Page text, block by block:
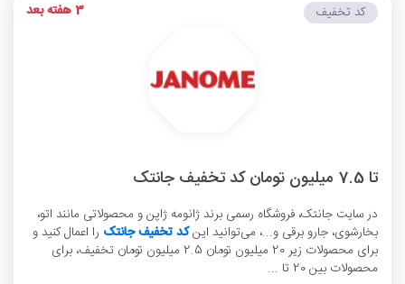
تا 7.5 میلیون تومان کد تخفیف جانتک
در سایت جانتک، فروشگاه رسمی برند ژانومه ژاپن و محصولاتی مانند اتو،
بخارشوی، جارو برقی و...، می‌توانید اینکد تخفیف جانتک را اعمال کنید و
برای محصولات زیر 20 میلیون تومان 2.5 میلیون تومان تخفیف، برای
محصولات بین 20 تا ...
کد تخفیف 3 هفته بعد